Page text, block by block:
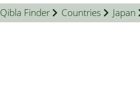
Qibla Finder Countries Japan